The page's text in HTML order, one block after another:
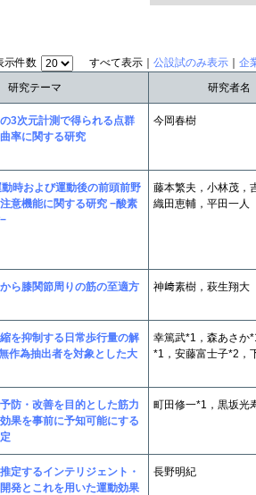
示件数 すべて表示｜ 公設試のみ表示
企
研究テーマ 研究者名
3次元計測で得られる点群
率に関する研究
今岡春樹
時および運動後の前頭前野
意機能に関する研究 −酸素
藤本繁夫，小林茂，
織田恵輔，平田一人
ら膝関節周りの筋の至適方
神﨑素樹，萩生翔大
を抑制する日常歩行量の解
作為抽出者を対象とした大
幸篤武*1，森あさか
*1，安藤富士子*2，
防・改善を目的とした筋力
果を事前に予知可能にする
町田修一*1，黒坂光
定するインテリジェント・
開発とこれを用いた運動効果
長野明紀